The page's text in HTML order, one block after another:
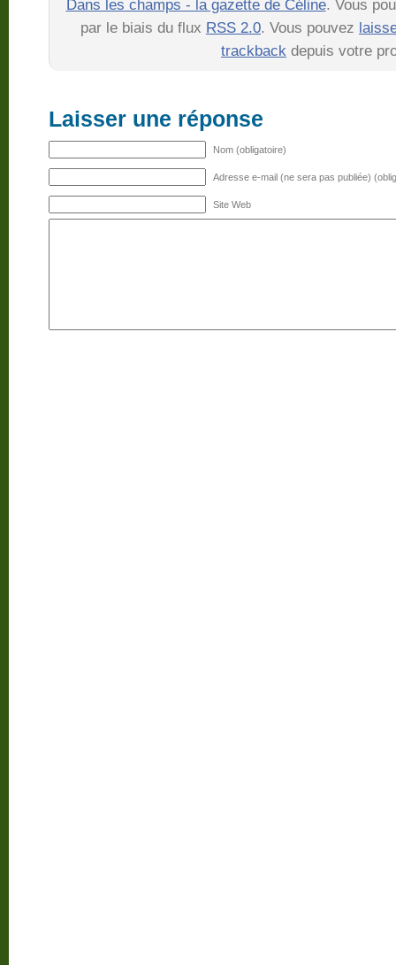
Dans les champs - la gazette de Céline. Vous
par le biais du flux RSS 2.0. Vous pouvez
trackback depuis votre
Laisser une réponse
Nom (obligatoire)
Adresse e-mail (ne sera pas publiée)
Site Web